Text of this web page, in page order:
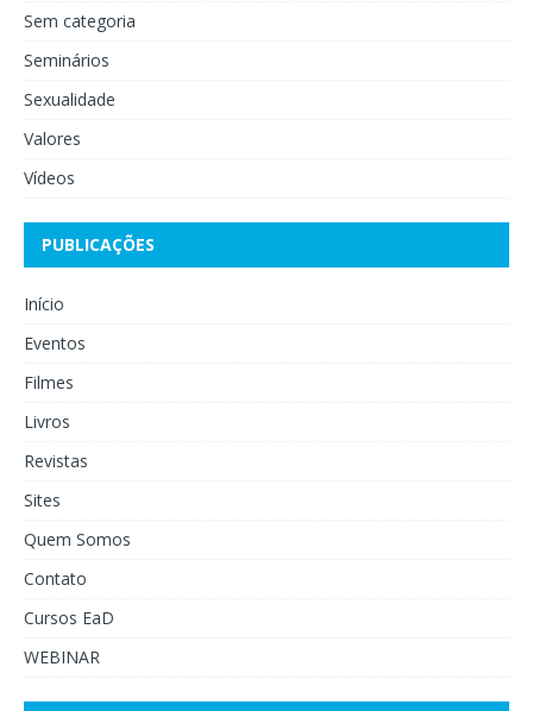
Sem categoria
Seminários
Sexualidade
Valores
Vídeos
PUBLICAÇÕES
Início
Eventos
Filmes
Livros
Revistas
Sites
Quem Somos
Contato
Cursos EaD
WEBINAR